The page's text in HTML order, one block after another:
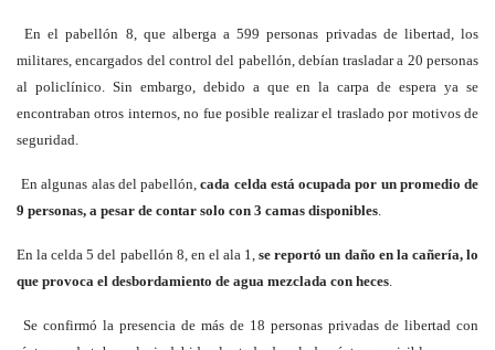
En el pabellón 8, que alberga a 599 personas privadas de libertad, los
militares, encargados del control del pabellón, debían trasladar a 20 personas
al policlínico. Sin embargo, debido a que en la carpa de espera ya se
encontraban otros internos, no fue posible realizar el traslado por motivos de
seguridad.
En algunas alas del pabellón,cada celda está ocupada por un promedio de
9 personas, a pesar de contar solo con 3 camas disponibles.
En la celda 5 del pabellón 8, en el ala 1, se reportó un daño en la cañería, lo
que provoca el desbordamiento de agua mezclada con heces.
Se confirmó la presencia de más de 18 personas privadas de libertad con